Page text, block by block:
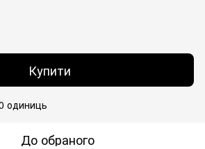
Купити
одиниць
До обраного